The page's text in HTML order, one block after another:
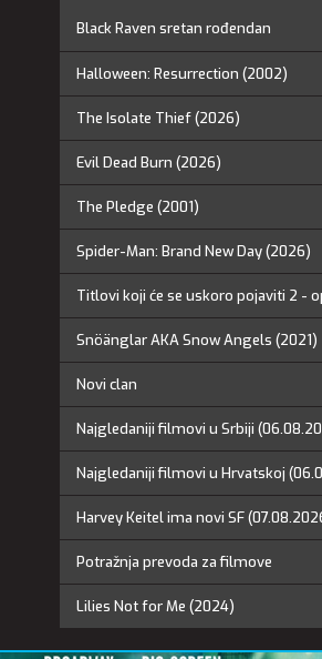
Black Raven sretan rođendan
Halloween: Resurrection (2002)
The Isolate Thief (2026)
Evil Dead Burn (2026)
The Pledge (2001)
Spider-Man: Brand New Day (2026)
Titlovi koji će se uskoro pojaviti 2 -
Snöänglar AKA Snow Angels (2021)
Novi clan
Najgledaniji filmovi u Srbiji
Najgledaniji filmovi u Hrvatskoj
Harvey Keitel ima novi SF
Potražnja prevoda za filmove
Lilies Not for Me (2024)